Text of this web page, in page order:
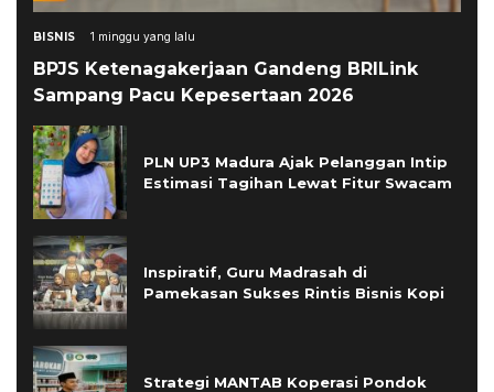
BISNIS 1 minggu yang lalu
BPJS Ketenagakerjaan Gandeng BRILink
Sampang Pacu Kepesertaan 2026
PLN UP3 Madura Ajak Pelanggan Intip
Estimasi Tagihan Lewat Fitur Swacam
Inspiratif, Guru Madrasah di
Pamekasan Sukses Rintis Bisnis Kopi
Strategi MANTAB Koperasi Pondok